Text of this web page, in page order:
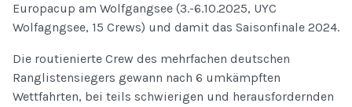
Europacup am Wolfgangsee (3.-6.10.2025, UYC
Wolfagngsee, 15 Crews) und damit das Saisonfinale 2024.
Die routienierte Crew des mehrfachen deutschen
Ranglistensiegers gewann nach 6 umkämpften
Wettfahrten, bei teils schwierigen und herausfordernden